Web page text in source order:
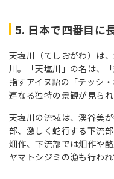
5. 日本で四番目に
天塩川（てしおがわ）は
川。「天塩川」の名は、
指すアイヌ語の「テッシ
連なる独特の景観が見られ
天塩川の流域は、渓谷美
部、激しく蛇行する下流
畑作、下流部では畑作や
ヤマトシジミの漁も行われ